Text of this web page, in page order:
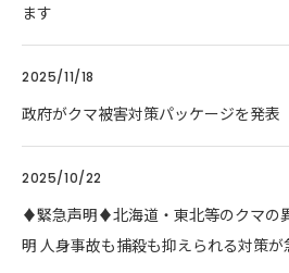
ます
2025/11/18
政府がクマ被害対策パッケージを発表
2025/10/22
♦️緊急声明♦️北海道・東北等のクマの
明 人身事故も捕殺も抑えられる対策が